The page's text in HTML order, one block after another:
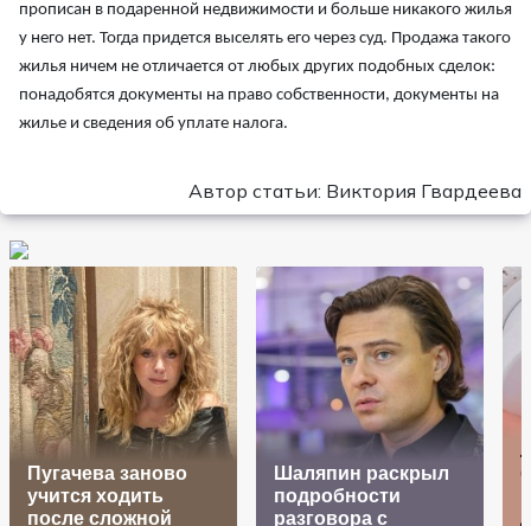
прописан в подаренной недвижимости и больше никакого жилья
у него нет. Тогда придется выселять его через суд. Продажа такого
жилья ничем не отличается от любых других подобных сделок:
понадобятся документы на право собственности, документы на
жилье и сведения об уплате налога.
Автор статьи: Виктория Гвардеева
Пугачева заново
учится ходить
после сложной
Шаляпин раскрыл
подробности
разговора с